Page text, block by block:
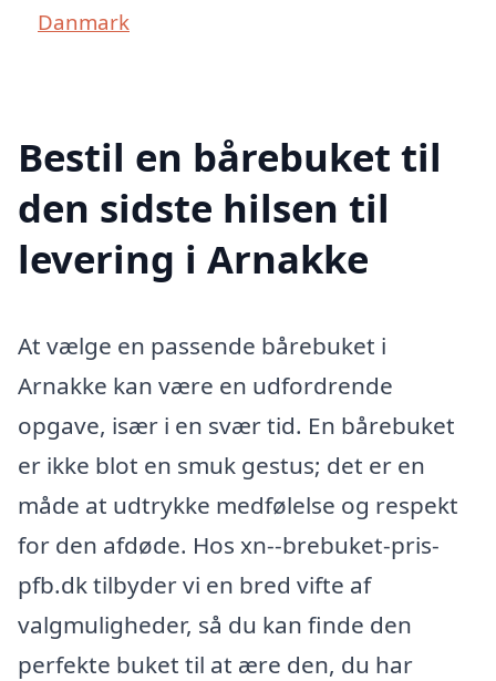
Danmark
Bestil en bårebuket til
den sidste hilsen til
levering i Arnakke
At vælge en passende bårebuket i
Arnakke kan være en udfordrende
opgave, især i en svær tid. En bårebuket
er ikke blot en smuk gestus; det er en
måde at udtrykke medfølelse og respekt
for den afdøde. Hos xn--brebuket-pris-
pfb.dk tilbyder vi en bred vifte af
valgmuligheder, så du kan finde den
perfekte buket til at ære den, du har